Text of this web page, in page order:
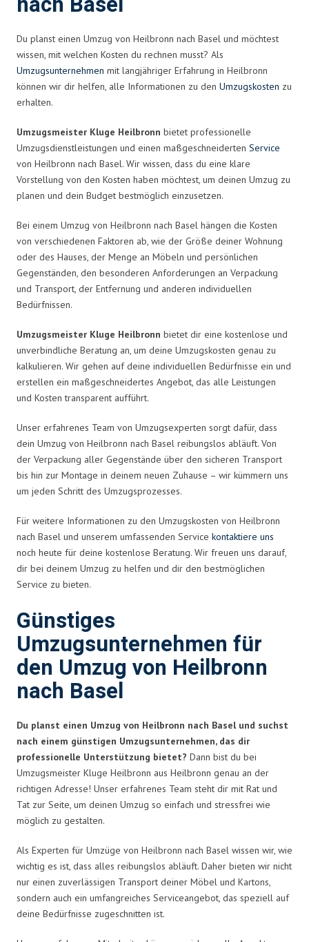
Du planst einen Umzug von Heilbronn nach Basel und möchtest
wissen, mit welchen Kosten du rechnen musst? Als
Umzugsunternehmen mit langjähriger Erfahrung in Heilbronn
können wir dir helfen, alle Informationen zu den Umzugskosten zu
erhalten.
Umzugsmeister Kluge Heilbronn bietet professionelle
Umzugsdienstleistungen und einen maßgeschneiderten Service
von Heilbronn nach Basel. Wir wissen, dass du eine klare
Vorstellung von den Kosten haben möchtest, um deinen Umzug zu
planen und dein Budget bestmöglich einzusetzen.
Bei einem Umzug von Heilbronn nach Basel hängen die Kosten
von verschiedenen Faktoren ab, wie der Größe deiner Wohnung
oder des Hauses, der Menge an Möbeln und persönlichen
Gegenständen, den besonderen Anforderungen an Verpackung
und Transport, der Entfernung und anderen individuellen
Bedürfnissen.
Umzugsmeister Kluge Heilbronn bietet dir eine kostenlose und
unverbindliche Beratung an, um deine Umzugskosten genau zu
kalkulieren. Wir gehen auf deine individuellen Bedürfnisse ein und
erstellen ein maßgeschneidertes Angebot, das alle Leistungen
und Kosten transparent aufführt.
Unser erfahrenes Team von Umzugsexperten sorgt dafür, dass
dein Umzug von Heilbronn nach Basel reibungslos abläuft. Von
der Verpackung aller Gegenstände über den sicheren Transport
bis hin zur Montage in deinem neuen Zuhause – wir kümmern uns
um jeden Schritt des Umzugsprozesses.
Für weitere Informationen zu den Umzugskosten von Heilbronn
nach Basel und unserem umfassenden Service kontaktiere uns
noch heute für deine kostenlose Beratung. Wir freuen uns darauf,
dir bei deinem Umzug zu helfen und dir den bestmöglichen
Service zu bieten.
Günstiges
Umzugsunternehmen für
den Umzug von Heilbronn
nach Basel
Du planst einen Umzug von Heilbronn nach Basel und suchst
nach einem günstigen Umzugsunternehmen, das dir
professionelle Unterstützung bietet? Dann bist du bei
Umzugsmeister Kluge Heilbronn aus Heilbronn genau an der
richtigen Adresse! Unser erfahrenes Team steht dir mit Rat und
Tat zur Seite, um deinen Umzug so einfach und stressfrei wie
möglich zu gestalten.
Als Experten für Umzüge von Heilbronn nach Basel wissen wir, wie
wichtig es ist, dass alles reibungslos abläuft. Daher bieten wir nicht
nur einen zuverlässigen Transport deiner Möbel und Kartons,
sondern auch ein umfangreiches Serviceangebot, das speziell auf
deine Bedürfnisse zugeschnitten ist.